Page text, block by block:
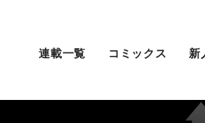
連載一覧 コミックス 新